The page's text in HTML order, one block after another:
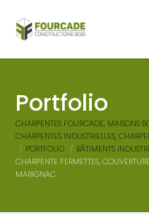
Portfolio
CHARPENTES FOURCADE, MAISONS
CHARPENTES INDUSTRIELLES,
PORTFOLIO
BÂTIMENTS
CHARPENTE FERMETTES,
MARIGNAC